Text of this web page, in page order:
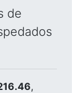
de
,